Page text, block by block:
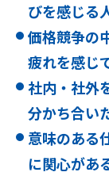
びを感じる
価格競争の
疲れを感じ
社内・社外
分かち合い
意味のある
に関心があ